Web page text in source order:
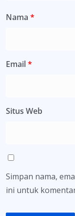
Nama *
Email*
Situs Web
Simpan nama,
ini untuk